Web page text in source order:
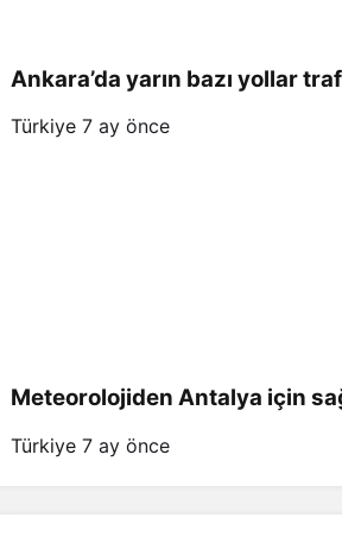
Ankara’da yarın bazı yollar
Türkiye 7 ay önce
Meteorolojiden Antalya için
Türkiye 7 ay önce